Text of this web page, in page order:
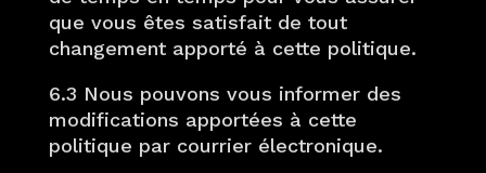
que vous êtes satisfait de tout
changement apporté à cette politique.
6.3 Nous pouvons vous informer des
modifications apportées à cette
politique par courrier électronique.